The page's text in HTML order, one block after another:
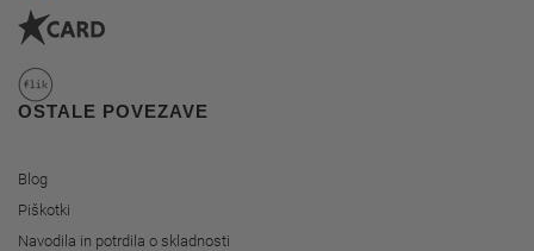
OSTALE POVEZAVE
Blog
Piškotki
Navodila in potrdila o skladnosti